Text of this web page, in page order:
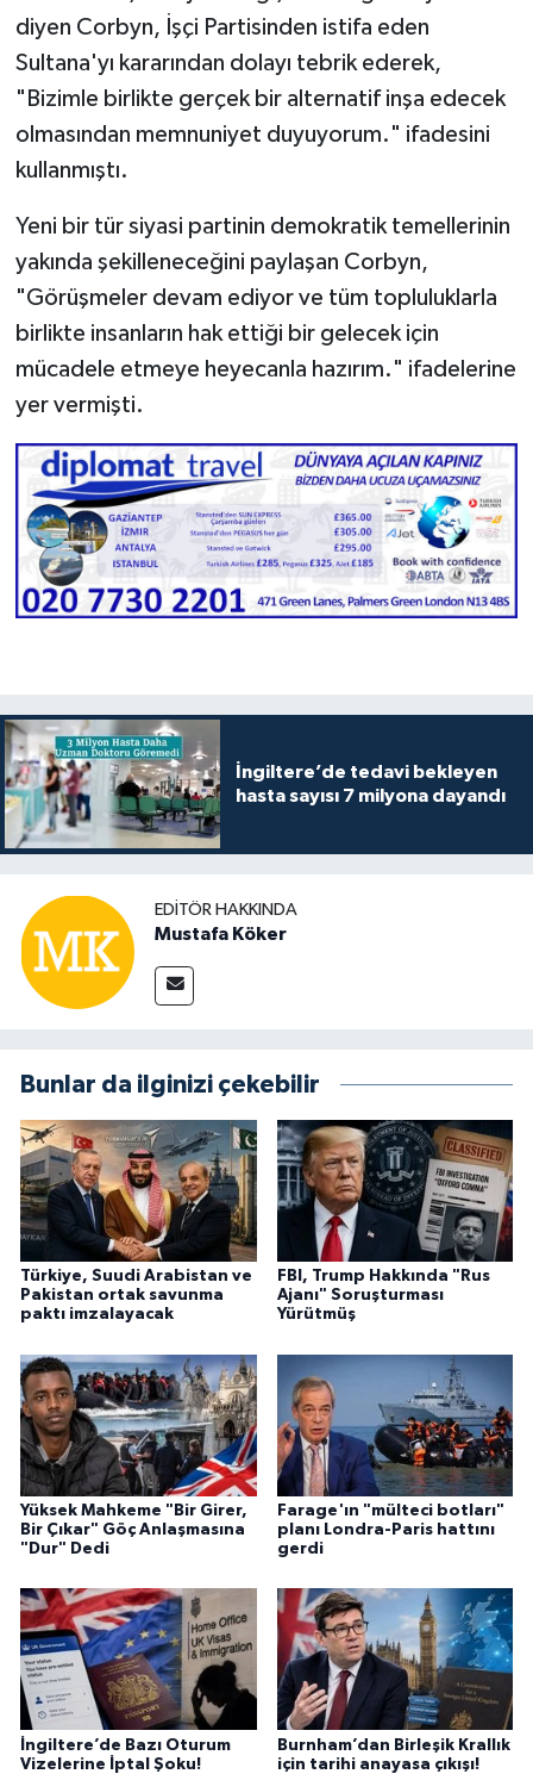
diyen Corbyn, İşçi Partisinden istifa eden
Sultana'yı kararından dolayı tebrik ederek,
"Bizimle birlikte gerçek bir alternatif inşa edecek
olmasından memnuniyet duyuyorum." ifadesini
kullanmıştı.
Yeni bir tür siyasi partinin demokratik temellerinin
yakında şekilleneceğini paylaşan Corbyn,
"Görüşmeler devam ediyor ve tüm topluluklarla
birlikte insanların hak ettiği bir gelecek için
mücadele etmeye heyecanla hazırım." ifadelerine
yer vermişti.
İngiltere’de tedavi bekleyen
hasta sayısı 7 milyona dayandı
EDITÖR HAKKINDA
Mustafa Köker
Bunlar da ilginizi çekebilir
Türkiye, Suudi Arabistan ve
Pakistan ortak savunma
paktı imzalayacak
FBI, Trump Hakkında "Rus
Ajanı" Soruşturması
Yürütmüş
Yüksek Mahkeme "Bir Girer,
Bir Çıkar" Göç Anlaşmasına
"Dur" Dedi
Farage'ın "mülteci botları"
planı Londra-Paris hattını
gerdi
İngiltere’de Bazı Oturum
Vizelerine İptal Şoku!
Burnham’dan Birleşik Krallık
için tarihi anayasa çıkışı!